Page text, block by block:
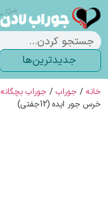
جدیدترین‌ها
خانه / جوراب / جوراب بچگانه
خرس جور ایده (12جفتی)